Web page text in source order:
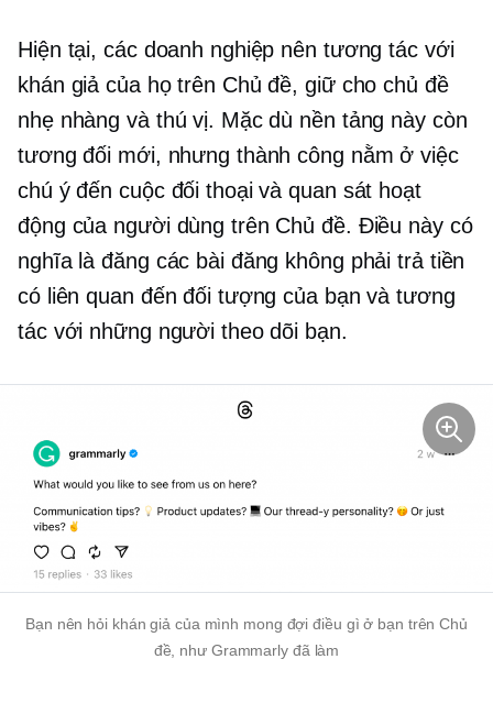
Hiện tại, các doanh nghiệp nên tương tác với
khán giả của họ trên Chủ đề, giữ cho chủ đề
nhẹ nhàng và thú vị. Mặc dù nền tảng này còn
tương đối mới, nhưng thành công nằm ở việc
chú ý đến cuộc đối thoại và quan sát hoạt
động của người dùng trên Chủ đề. Điều này có
nghĩa là đăng các bài đăng không phải trả tiền
có liên quan đến đối tượng của bạn và tương
tác với những người theo dõi bạn.
Bạn nên hỏi khán giả của mình mong đợi điều gì ở bạn trên Chủ
đề, như Grammarly đã làm